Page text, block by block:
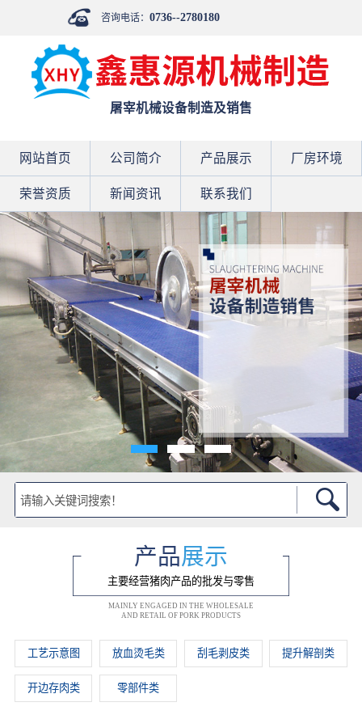
咨询电话：0736--2780180
屠宰机械设备制造及销售
网站首页 公司简介 产品展示 厂房环境
荣誉资质 新闻资讯 联系我们
产品展示
主要经营猪肉产品的批发与零售
MAINLY ENGAGED IN THE WHOLESALE
AND RETAIL OF PORK PRODUCTS
工艺示意图 放血烫毛类 刮毛剥皮类 提升解剖类
开边存肉类 零部件类